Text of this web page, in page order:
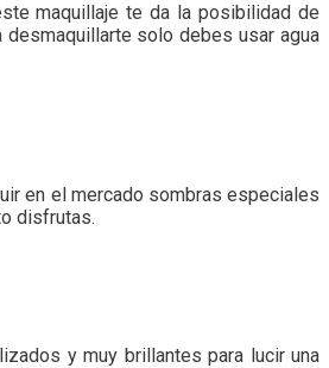
maquillaje te da la posibilidad de
solo debes usar agua
en el mercado sombras especiales
disfrutas.
y muy brillantes para lucir una